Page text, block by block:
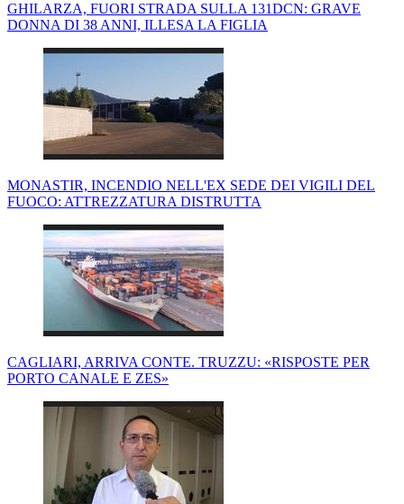
GHILARZA, FUORI STRADA SULLA 131DCN: GRAVE
DONNA DI 38 ANNI, ILLESA LA FIGLIA
MONASTIR, INCENDIO NELL'EX SEDE DEI VIGILI DEL
FUOCO: ATTREZZATURA DISTRUTTA
CAGLIARI, ARRIVA CONTE. TRUZZU: «RISPOSTE PER
PORTO CANALE E ZES»